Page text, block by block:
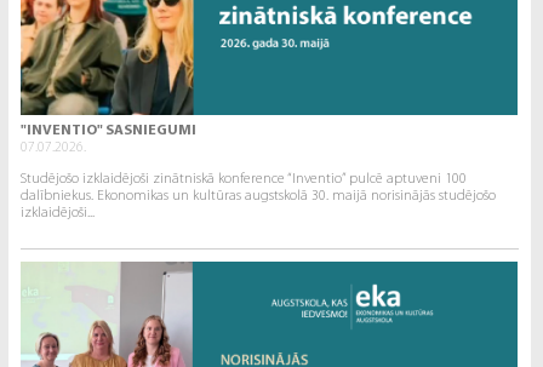
"INVENTIO" SASNIEGUMI
07.07.2026.
Studējošo izklaidējoši zinātniskā konference “Inventio” pulcē aptuveni 100
dalībniekus. Ekonomikas un kultūras augstskolā 30. maijā norisinājās studējošo
izklaidējoši...